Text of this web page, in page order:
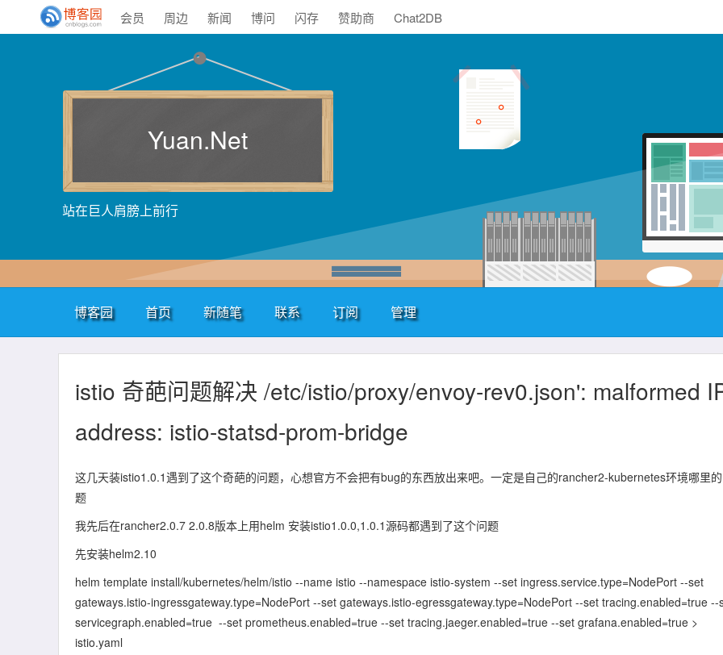
会员 周边 新闻 博问 闪存 赞助商 Chat2DB
Yuan.Net
站在巨人肩膀上前行
博客园 首页 新随笔 联系 订阅 管理
istio 奇葩问题解决 /etc/istio/proxy/envoy-rev0.json': malformed
address: istio-statsd-prom-bridge
这几天装istio1.0.1遇到了这个奇葩的问题，心想官方不会把有bug的东西放出来吧。一定是自己的rancher2-kubernetes环境哪里
题
我先后在rancher2.0.7 2.0.8版本上用helm 安装istio1.0.0,1.0.1源码都遇到了这个问题
先安装helm2.10
helm template install/kubernetes/helm/istio --name istio --namespace istio-system --set ingress.service.type=NodePort --set
gateways.istio-ingressgateway.type=NodePort --set gateways.istio-egressgateway.type=NodePort --set tracing.enabled=true --
servicegraph.enabled=true --set prometheus.enabled=true --set tracing.jaeger.enabled=true --set grafana.enabled=true >
istio.yaml